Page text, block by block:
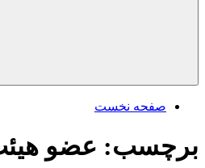
صفحه نخست
برچسب: عضو